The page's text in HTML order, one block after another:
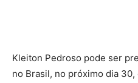
Kleiton Pedroso pode ser
no Brasil, no próximo dia